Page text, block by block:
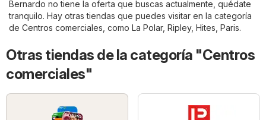
Bernardo no tiene la oferta que buscas actualmente, quédate
tranquilo. Hay otras tiendas que puedes visitar en la categoría
de Centros comerciales , como La Polar, Ripley, Hites Paris.
Otras tiendas de la categoría "Centros
comerciales"